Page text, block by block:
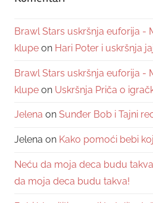
Brawl Stars uskršnja euforija -
klupe on Hari Poter i uskršnja
Brawl Stars uskršnja euforija -
klupe on Uskršnja Priča o
Jelena on Sunđer Bob i Tajni
Jelena on Kako pomoći bebi
Neću da moja deca budu
da moja deca budu takva!